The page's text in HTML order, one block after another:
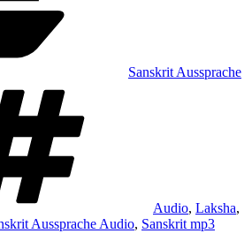
Sanskrit Aussprache
Audio, Laksha,
Aussprache Audio, Sanskrit mp3